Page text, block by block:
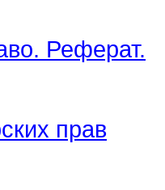
Реферат.
прав